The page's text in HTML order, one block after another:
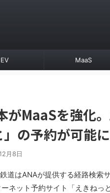
EV MaaS
がMaaSを強化
の予約が可能に
月8日
道はANAが提供する経路検索
ネット予約サイト「えきねっ